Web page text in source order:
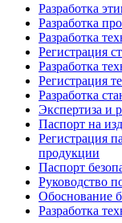
Разработка
Разработка
Разработка
Регистрация
Разработка
Регистрация
Разработка
Экспертиза и
Паспорт на
Регистрация
продукции
Паспорт
Руководство
Обоснование
Разработка